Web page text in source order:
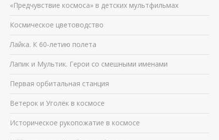
«Предчувствие космоса» в детских мультфильмах
Космическое цветоводство
Лайка. К 60-летию полета
Лапик и Мультик. Герои со смешными именами
Первая орбитальная станция
Ветерок и Уголёк в космосе
Историческое рукопожатие в космосе